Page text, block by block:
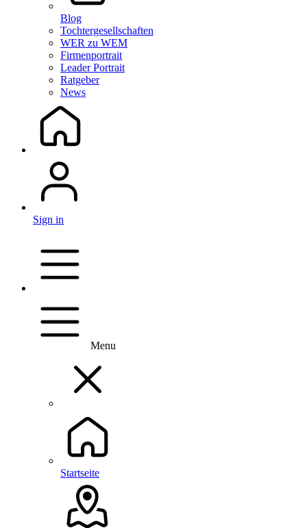
Blog
Tochtergesellschaften
WER zu WEM
Firmenportrait
Leader Portrait
Ratgeber
News
Sign in
Menu
Startseite